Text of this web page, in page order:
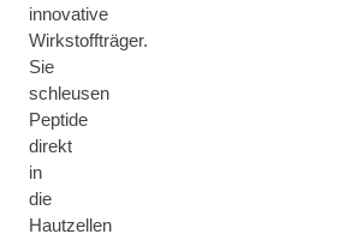
innovative
Wirkstoffträger.
Sie
schleusen
Peptide
direkt
in
die
Hautzellen